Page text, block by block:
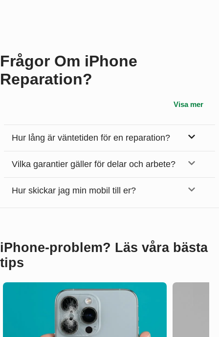
Frågor Om iPhone
Reparation?
Visa mer
Hur lång är väntetiden för en reparation?
Vilka garantier gäller för delar och arbete?
Hur skickar jag min mobil till er?
iPhone‑problem? Läs våra bästa
tips